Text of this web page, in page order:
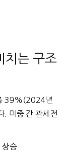
치는 구조
39%(2024년
. 미중 간 관세전
상승